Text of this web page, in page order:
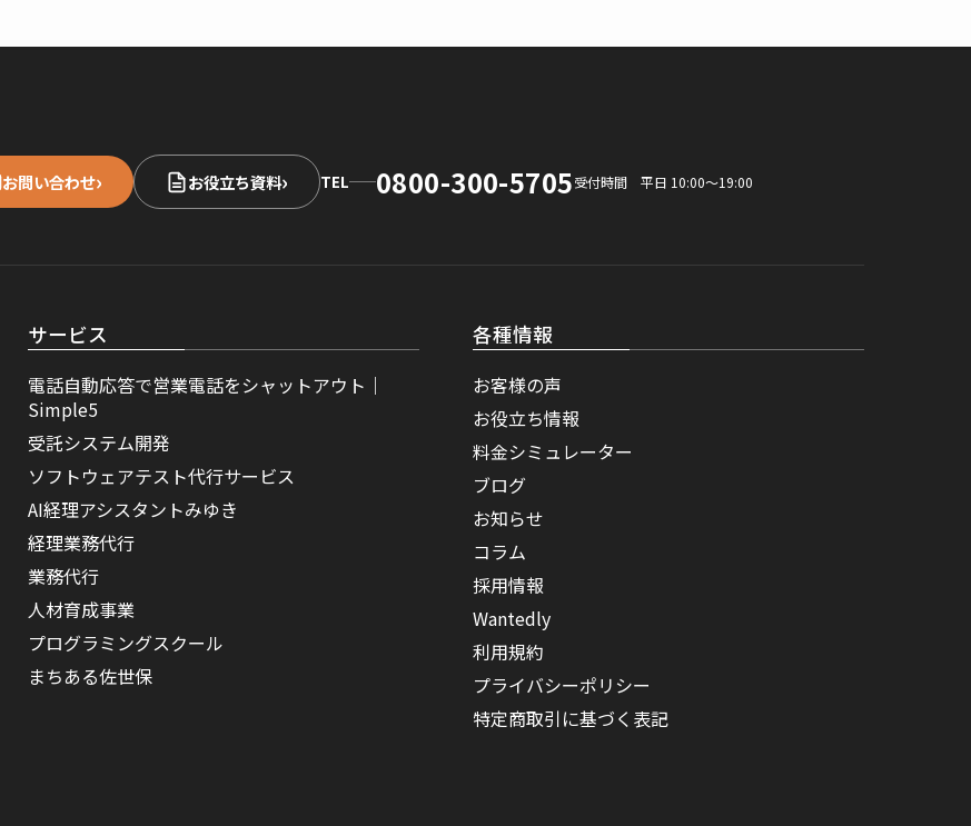
お問い合わせ› お役立ち資料› TEL 0800-300-5705受付時間 平日 10:00〜19:00
サービス
電話自動応答で営業電話をシャットアウト｜
Simple5
受託システム開発
ソフトウェアテスト代行サービス
AI経理アシスタントみゆき
経理業務代行
業務代行
人材育成事業
プログラミングスクール
まちある佐世保
各種情報
お客様の声
お役立ち情報
料金シミュレーター
ブログ
お知らせ
コラム
採用情報
Wantedly
利用規約
プライバシーポリシー
特定商取引に基づく表記